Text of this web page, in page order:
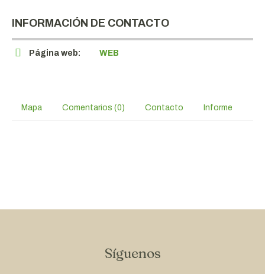
INFORMACIÓN DE CONTACTO
Página web: WEB
Mapa Comentarios (0) Contacto Informe
Síguenos